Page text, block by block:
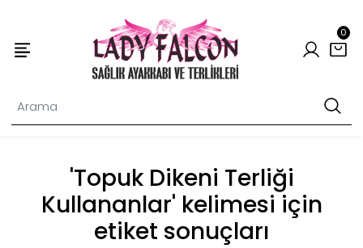
0
'Topuk Dikeni Terliği
Kullananlar' kelimesi için
etiket sonuçları